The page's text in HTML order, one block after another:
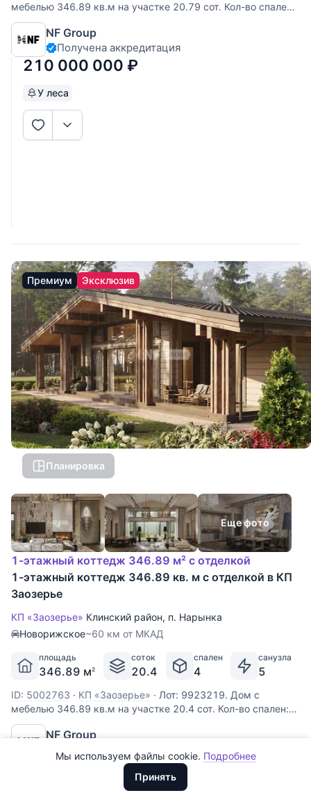
мебелью 346.89 кв.м на участке 20.79 cот. Кол-во спален:
4. Кол-во с/у: 5. Поселок «ЗаОзерье». Новорижское шоссе,
60 км от МКАД. Без комиссии для покупателя.
Выполненные из деревянного бруса, увеличенного
размера, виллы формируют
NF Group
Получена аккредитация
210 000 000 ₽
У леса
Премиум Эксклюзив
Планировка
Еще фото
1-этажный коттедж 346.89 м² с отделкой
1-этажный коттедж 346.89 кв. м с отделкой в КП
Заозерье
КП «Заозерье» Клинский район, п. Нарынка
Новорижское~60 км от МКАД
площадь
346.89 м2
соток
20.4
спален
4
санузла
5
ID: 5002763 · КП «Заозерье» · Лот: 9923219. Дом с
мебелью 346.89 кв.м на участке 20.4 cот. Кол-во спален:
4. Кол-во с/у: 5. Поселок «ЗаОзерье». Новорижское шоссе,
60 км от МКАД. Без комиссии для покупателя.
Выполненные из деревянного бруса, увеличенного
размера, виллы формируют
NF Group
Получена аккредитация
210 000 000 ₽
Все 0
Вчера 0
За неделю
ДолларыМы используем файлы cookie. Подробнее
ООО "ХоумХантер" использует cookie для обеспечения
функционирования веб-сайта, аналитики действий на веб-сайте
Принять